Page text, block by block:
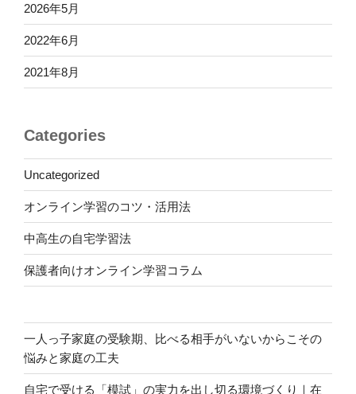
2026年5月
2022年6月
2021年8月
Categories
Uncategorized
オンライン学習のコツ・活用法
中高生の自宅学習法
保護者向けオンライン学習コラム
一人っ子家庭の受験期、比べる相手がいないからこその
悩みと家庭の工夫
自宅で受ける「模試」の実力を出し切る環境づくり｜在